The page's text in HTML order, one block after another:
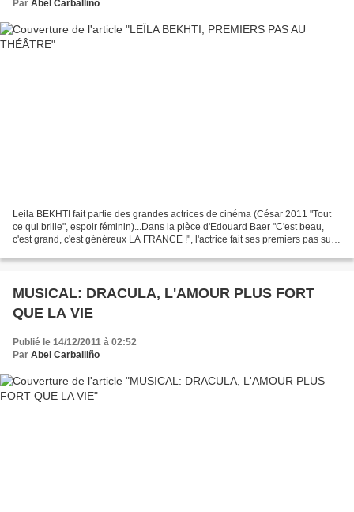
Par Abel Carballiño
Leila BEKHTI fait partie des grandes actrices de cinéma (César 2011 "Tout
ce qui brille", espoir féminin)...Dans la pièce d'Edouard Baer "C'est beau,
c'est grand, c'est généreux LA FRANCE !", l'actrice fait ses premiers pas sur
MUSICAL: DRACULA, L'AMOUR PLUS FORT
QUE LA VIE
Publié le 14/12/2011 à 02:52
Par Abel Carballiño